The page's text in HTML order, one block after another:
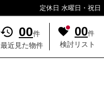
定休日 水曜日・祝日
00件
最近見た物件
00件
検討リスト